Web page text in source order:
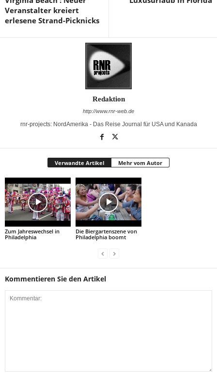
Veranstalter kreiert
erlesene Strand-Picknicks
Redaktion
http://www.rnr-web.de
rnr-projects: NordAmerika - Das Reise Journal für USA und Kanada
Verwandte Artikel Mehr vom Autor
Zum Jahreswechsel in
Philadelphia
Die Biergartenszene von
Philadelphia boomt
Kommentieren Sie den Artikel